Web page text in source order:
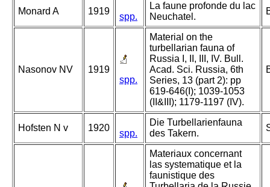
Monard A 1919
spp.
La faune profonde du lac
Neuchatel.
Nasonov NV
1919
spp.
Material on the
turbellarian fauna of
Russia I, II, III, IV. Bull.
Acad. Sci. Russia, 6th
Series, 13 (part 2): pp
619-646(I); 1039-1053
(II&III); 1179-1197 (IV).
Hofsten N v 1920
spp.
Die Turbellarienfauna
des Takern.
Materiaux concernant
las systematique et la
faunistique des